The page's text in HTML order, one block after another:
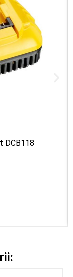
DCB118